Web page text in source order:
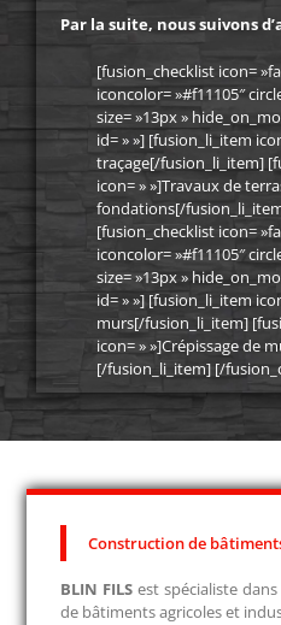
Par la suite, nous suivons
[fusion_checklist icon=
iconcolor= »#f11105″
size= »13px »
id= » »] [fusion_li_item
traçage[/fusion_li_item]
icon= » »]Travaux de
fondations[/
[fusion_checklist icon=
iconcolor= »#f11105″
size= »13px »
id= » »] [fusion_li_item
murs[/fusion_li_item]
icon= » »]Crépissage de
[/fusion_li_item] [/
Construction de
BLIN FILSest spécialiste
de bâtiments agricoles et